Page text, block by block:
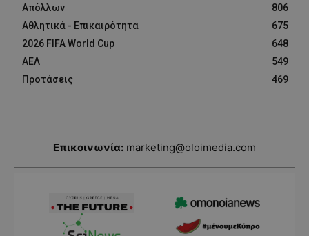
Απόλλων
806
Αθλητικά - Επικαιρότητα
675
2026 FIFA World Cup
648
ΑΕΛ
549
Προτάσεις
469
Επικοινωνία: marketing@oloimedia.com